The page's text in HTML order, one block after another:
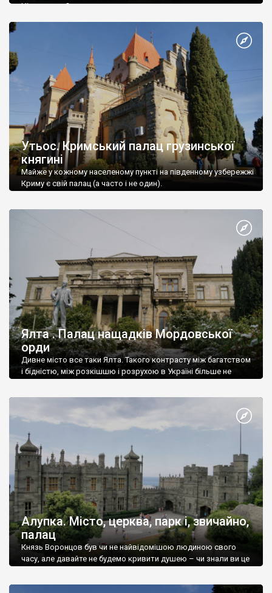
Ніжин греки?
Утьос. Кримський палац грузинської
княгині
Майже у кожному населеному пункті на південному узбережжі
Криму є свій палац (а часто і не один).
Ялта . Палац нащадків Мордовської
орди
Дивне місто все таки Ялта. Такого контрасту між багатством
і бідністю, між розкішшю і розрухою в Україні більше не
Алупка. Місто, церква, парк і, звичайно,
палац
Князь Воронцов був чи не найвідомішою людиною свого
часу, але давайте не будемо кривити душею – чи знали ви це